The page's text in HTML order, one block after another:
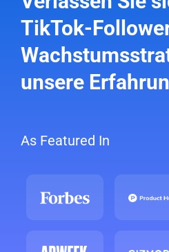
TikTok-
unsere
As Featured In